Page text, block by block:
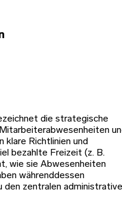
die strategische
klare Richtlinien und
bezahlte Freizeit (z. B.
wie sie Abwesenheiten
währenddessen
den zentralen